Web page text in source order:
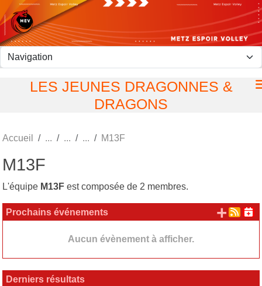
LES JEUNES DRAGONNES &
DRAGONS
Accueil M13F
M13F
L'équipe M13F est composée de 2 membres.
Prochains événements
Aucun évènement à afficher.
+
Derniers résultats
Panneau de gestion des cookies